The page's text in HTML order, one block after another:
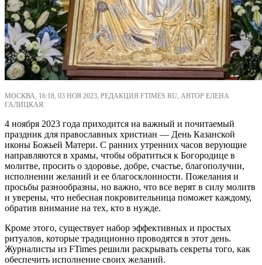
МОСКВА, 16:18, 03 НОЯ 2023, РЕДАКЦИЯ FTIMES.RU, АВТОР ЕЛЕНА
ГАЛИЦКАЯ.
4 ноября 2023 года приходится на важный и почитаемый
праздник для православных христиан — День Казанской
иконы Божьей Матери. С ранних утренних часов верующие
направляются в храмы, чтобы обратиться к Богородице в
молитве, просить о здоровье, добре, счастье, благополучии,
исполнении желаний и ее благосклонности. Пожелания и
просьбы разнообразны, но важно, что все верят в силу молитв
и уверены, что небесная покровительница поможет каждому,
обратив внимание на тех, кто в нужде.
Кроме этого, существует набор эффективных и простых
ритуалов, которые традиционно проводятся в этот день.
Журналисты из FTimes решили раскрывать секреты того, как
обеспечить исполнение своих желаний.